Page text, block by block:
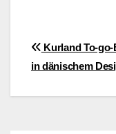
Kurland To-
in dänischem